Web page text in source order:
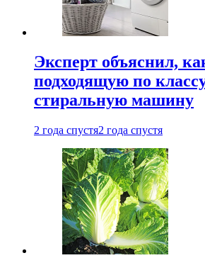
Эксперт объяснил,
подходящую по
стиральную машину
2 года спустя2 года спустя